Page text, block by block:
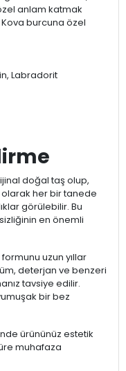
anlam katmak
burcuna özel
Labradorit
doğal taş olup,
olarak her bir tanede
görülebilir. Bu
en önemli
uzun yıllar
deterjan ve benzeri
tavsiye edilir.
bir bez
ürününüz estetik
muhafaza